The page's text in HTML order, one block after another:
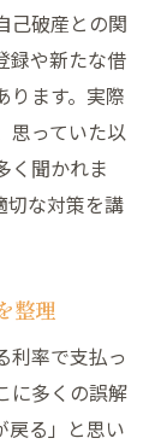
コツ
と対応法
得と心構
実体験
見極め方
用法
性を検証
見抜き方
己破産との関
録や新たな借
ります。実際
思っていた以
く聞かれま
切な対策を講
整理
利率で支払っ
に多くの誤解
戻る」と思い